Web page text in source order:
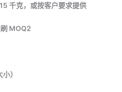
千克，或按客户要求提供
MOQ2
）